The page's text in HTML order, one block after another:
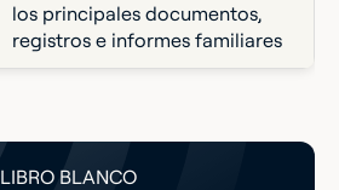
los principales documentos,
registros e informes familiares
LIBRO BLANCO